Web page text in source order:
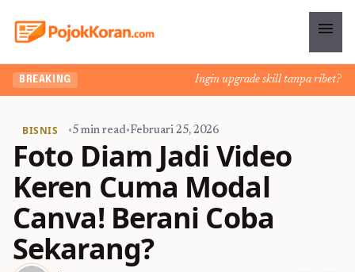
menu
BREAKING Ingin upgrade skill tanpa ribet?
BISNIS •5 min read•Februari 25, 2026
Foto Diam Jadi Video
Keren Cuma Modal
Canva! Berani Coba
Sekarang?